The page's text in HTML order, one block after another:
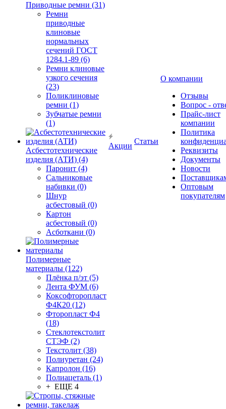
Приводные ремни (31)
Ремни
приводные
клиновые
нормальных
сечений ГОСТ
1284.1-89 (6)
Ремни клиновые
узкого сечения
(23)
Поликлиновые
ремни (1)
Зубчатые ремни
(1)
Асбестотехнические
изделия (АТИ) (4)
Паронит (4)
Сальниковые
набивки (0)
Шнур
асбестовый (0)
Картон
асбестовый (0)
Асботкани (0)
Полимерные
материалы (122)
Плёнка п/эт (5)
Лента ФУМ (6)
Коксофторопласт
Ф4К20 (12)
Фторопласт Ф4
(18)
Стеклотекстолит
СТЭФ (2)
Текстолит (38)
Полиуретан (24)
Капролон (16)
Полиацеталь (1)
+ ЕЩЕ 4
Акции
Статьи
О компании
Отзывы
Вопрос -
Прайс-лист
компании
Политика
Реквизиты
Документы
Новости
Оптовым
покупателям